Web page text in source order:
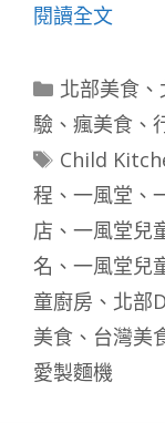
閱讀全文
分
類
北部美食、
驗 、 瘋美食 、
標
Child
程 、 一風堂 、
店 、 一風堂兒
名 、 一風堂兒
童廚房 、 北部
美食 、 台灣美
愛製麵機